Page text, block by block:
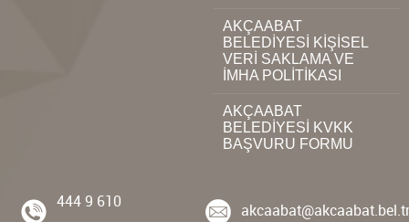
AKÇAABAT
BELEDİYESİ KİŞİSEL
VERİ SAKLAMA VE
İMHA POLİTİKASI
AKÇAABAT
BELEDİYESİ KVKK
BAŞVURU FORMU
444 9 610